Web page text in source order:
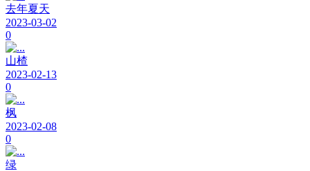
去年夏天
2023-03-02
0
山楂
2023-02-13
0
枫
2023-02-08
0
绿